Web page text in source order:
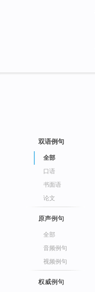
双语例句
全部
口语
书面语
论文
原声例句
全部
音频例句
视频例句
权威例句